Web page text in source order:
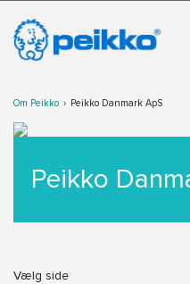
Om Peikko Peikko Danmark ApS
Peikko
Vælg side